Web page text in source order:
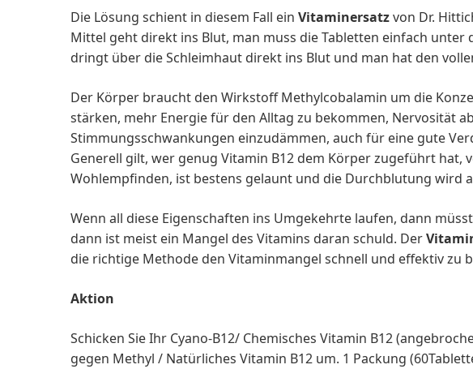
Die Lösung schient in diesem Fall ein Vitaminersatzvon Dr.
Mittel geht direkt ins Blut, man muss die Tabletten einfach unter
dringt über die Schleimhaut direkt ins Blut und man hat den
Der Körper braucht den Wirkstoff Methylcobalamin um die
stärken, mehr Energie für den Alltag zu bekommen, Nervosität
Stimmungsschwankungen einzudämmen, auch für eine gute
Generell gilt, wer genug Vitamin B12 dem Körper zugeführt hat,
Wohlempfinden, ist bestens gelaunt und die Durchblutung wird
Wenn all diese Eigenschaften ins Umgekehrte laufen, dann
dann ist meist ein Mangel des Vitamins daran schuld. Der
die richtige Methode den Vitaminmangel schnell und effektiv zu
Aktion
Schicken Sie Ihr Cyano-B12/ Chemisches Vitamin B12
gegen Methyl / Natürliches Vitamin B12 um. 1 Packung